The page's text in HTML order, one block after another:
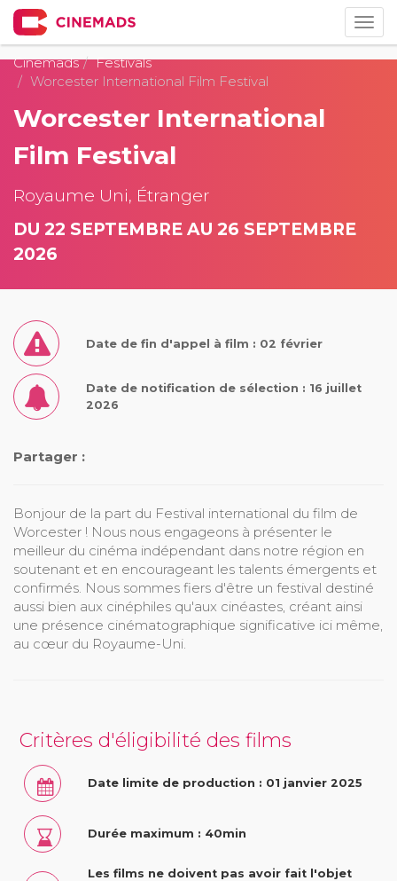
Cinemads
Festivals
Worcester International Film Festival
Worcester International
Film Festival
Royaume Uni, Étranger
DU 22 SEPTEMBRE AU 26 SEPTEMBRE
2026
Date de fin d'appel à film : 02 février
Date de notification de sélection : 16 juillet
2026
Partager :
Bonjour de la part du Festival international du film de
Worcester ! Nous nous engageons à présenter le
meilleur du cinéma indépendant dans notre région en
soutenant et en encourageant les talents émergents et
confirmés. Nous sommes fiers d'être un festival destiné
aussi bien aux cinéphiles qu'aux cinéastes, créant ainsi
une présence cinématographique significative ici même,
au cœur du Royaume-Uni.
Critères d'éligibilité des films
Date limite de production : 01 janvier 2025
Durée maximum : 40min
Les films ne doivent pas avoir fait l'objet